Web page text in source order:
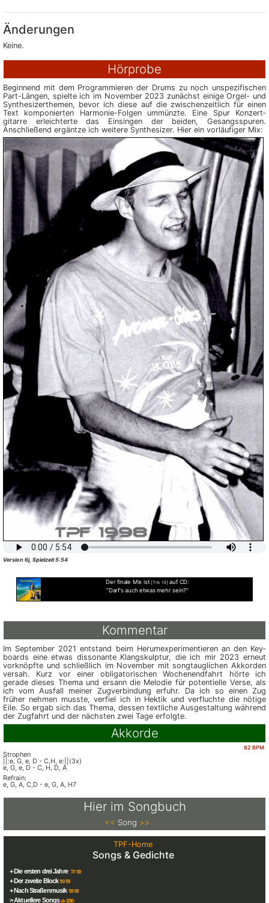
Änderungen
Keine.
Hörprobe
Beginnend mit dem Programmieren der Drums zu noch unspezifischen
Part-Längen, spielte ich im November 2023 zunächst einige Orgel- und
Syn­the­si­zer­themen, bevor ich diese auf die zwischen­zeitlich für ei­nen
Text kom­po­nier­ten Harmonie-Fol­gen ummünzte. Eine Spur Konzert­
gitarre erleichterte das Einsingen der beiden, Gesangs­spuren.
Anschließend ergäntze ich weitere Synthesizer. Hier ein vorläufiger Mix:
Version 6j, Spielzeit 5:54
Der finale Mix ist[Trk: 13] auf CD:
"Darf's auch etwas mehr sein?"
Kommentar
Im September 2021 entstand beim Herumexperimentieren an den Key­
boards eine etwas disso­nante Klang­skulptur, die ich mir 2023 erneut
vor­knöpfte und schließ­lich im November mit song­taugli­chen Akkorden
versah. Kurz vor einer obli­gato­rischen Wochenend­fahrt hörte ich
gerade dieses Thema und ersann die Melodie für potentielle Verse, als
ich vom Ausfall meiner Zug­ver­bindung erfuhr. Da ich so einen Zug
früher nehmen musste, verfiel ich in Hektik und verfluchte die nötige
Eile. So ergab sich das Thema, dessen textliche Ausge­stal­tung während
der Zugfahrt und der nächsten zwei Tage erfolgte.
Akkorde
82 BPM
Strophen
||:e, G, e, D - C,H, e:||(3x)
e, G, e, D - C, H, D, A
Refrain:
e, G, A, C,D - e, G, A, H7
Hier im Songbuch
<< Song >>
TPF-Home
Songs & Gedichte
+ Die ersten drei Jahre '77-'80
+ Der zweite Block '80-'83
+ Nach Straßenmusik '83-'09
> Aktuellere Songs ab 2010